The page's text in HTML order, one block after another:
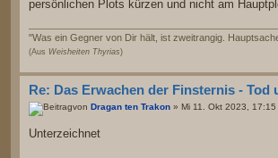
persönlichen Plots kürzen und nicht am
"Was ein Gegner von Dir hält, ist zweitrangig.
(Aus Weisheiten Thyrias)
Re: Das Erwachen der Finsternis - Tod
von Dragan ten Trakon » Mi 11. Okt 2023, 17:15
Unterzeichnet